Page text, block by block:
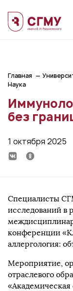
Главная
Наука
без
1 октября 2025
Специалисты
исследований в
конференции
аллергология:
Мероприятие,
отраслевого
«Академическая